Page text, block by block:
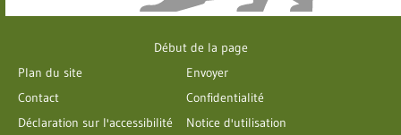
Début de la page
Plan du site
Envoyer
Contact
Confidentialité
Déclaration sur l'accessibilité
Notice d'utilisation